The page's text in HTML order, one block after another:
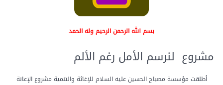
بسم الله الرحمن الرحيم وله الحمد
مشروع لنرسم الأمل رغم الألم
أطلقت مؤسسة مصباح الحسين عليه السلام للإغاثة والتنمية مشروع الإعانة